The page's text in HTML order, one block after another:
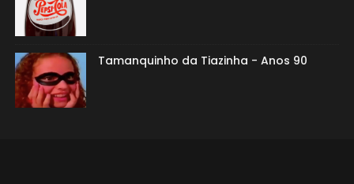
Tamanquinho da Tiazinha - Anos 90